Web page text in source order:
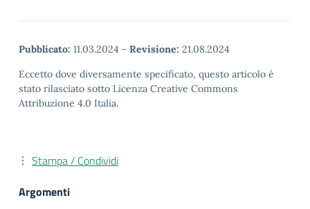
Pubblicato: 11.03.2024 - Revisione: 21.08.2024
Eccetto dove diversamente specificato, questo articolo è
stato rilasciato sotto Licenza Creative Commons
Attribuzione 4.0 Italia.
Stampa / Condividi
Argomenti